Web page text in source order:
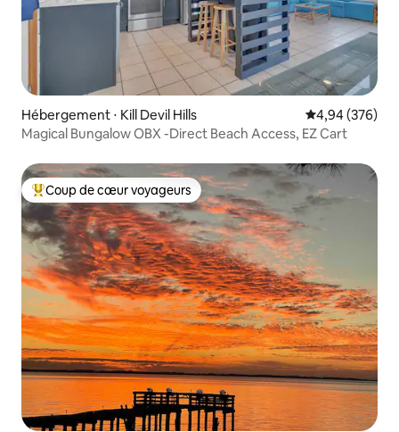
Hébergement ⋅ Kill Devil Hills Évaluation
4,94 (376)
Magical Bungalow OBX -Direct Beach Access, EZ Cart
Coups de cœur voyageurs les plus appréciés
Coup de cœur voyageurs